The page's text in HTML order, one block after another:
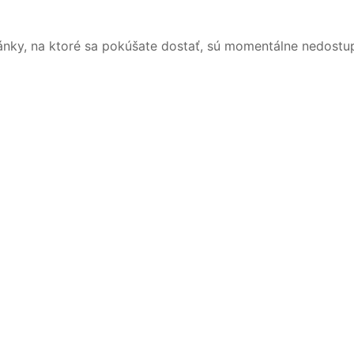
na ktoré sa pokúšate dostať, sú momentálne